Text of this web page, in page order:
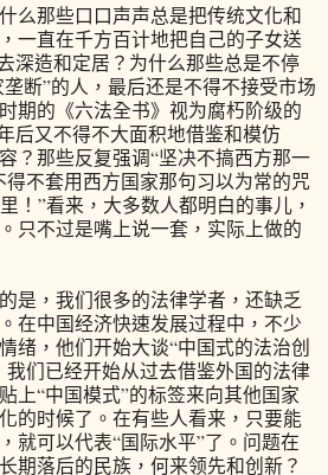
那些口口声声总是把传统文化和
一直在千方百计地把自己的子女送
深造和定居？为什么那些总是不停
断”的人，最后还是不得不接受市场
期的《六法全书》视为腐朽阶级的
后又不得不大面积地借鉴和模仿
？那些反复强调“坚决不搞西方那一
不套用西方国家那句习以为常的咒
！”看来，大多数人都明白的事儿，
只不过是嘴上说一套，实际上做的
，我们很多的法律学者，还缺乏
在中国经济快速发展过程中，不少
绪，他们开始大谈“中国式的法治创
们已经开始从过去借鉴外国的法律
上“中国模式”的标签来向其他国家
的时候了。在有些人看来，只要能
就可以代表“国际水平”了。问题在
期落后的民族，何来领先和创新？